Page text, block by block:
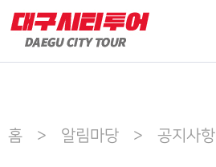
홈 > 알림마당 > 공지사항